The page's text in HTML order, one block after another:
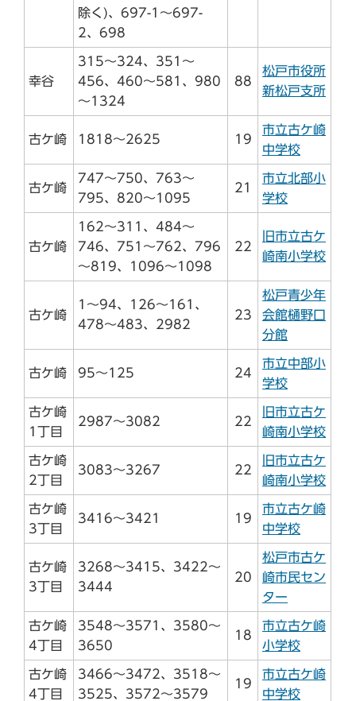
除く)、697-1～697-
2、698
幸谷
315～324、351～
456、460～581、980
～1324
88
松戸市役所
新松戸支所
古ケ崎 1818～2625 19
市立古ケ崎
中学校
古ケ崎
747～750、763～
795、820～1095
21
市立北部小
学校
古ケ崎
162～311、484～
746、751～762、796
～819、1096～1098
22
旧市立古ケ
崎南小学校
古ケ崎
1～94、126～161、
478～483、2982
23
松戸青少年
会館樋野口
分館
古ケ崎 95～125 24
市立中部小
学校
古ケ崎
1丁目
2987～3082 22
旧市立古ケ
崎南小学校
古ケ崎
2丁目
3083～3267 22
旧市立古ケ
崎南小学校
古ケ崎
3丁目
3416～3421 19
市立古ケ崎
中学校
古ケ崎
3丁目
3268～3415、3422～
3444
20
松戸市古ケ
崎市民セン
ター
古ケ崎
4丁目
3548～3571、3580～
3650
18
市立古ケ崎
小学校
古ケ崎
4丁目
3466～3472、3518～
3525、3572～3579
19
市立古ケ崎
中学校